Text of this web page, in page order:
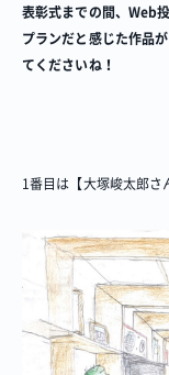
表彰式までの間、Web
プランだと感じた作品
てくださいね！
1番目は【大塚峻太郎